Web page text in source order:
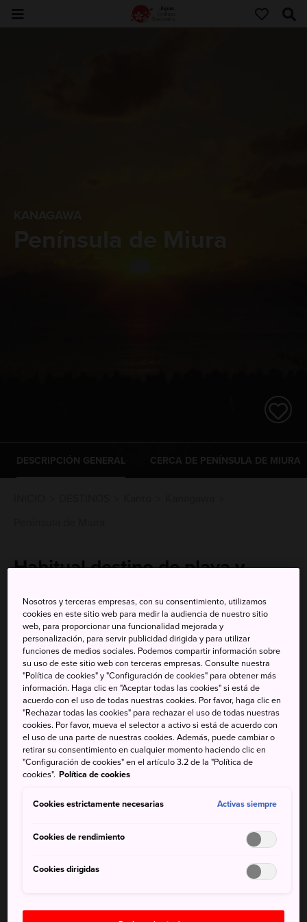
DESCRIPCIÓN GENERAL CERCA DE PENÍNSULA DE MIURA
Habitual destino de playa y
desde Tokio
La península de Miura es famosa por sus amplias playas y
sus costas escarpadas, además de por su facilidad de
acceso desde Tokio y su comodidad para desplazarse por
el lugar. La costa rocosa con vistas almonte Fuji
lleva
siglos sirviendo de inspiración a los artistas.
No te pierdas
Cómo llegar
Nosotros y terceras empresas, con su consentimiento, utilizamos
cookies en este sitio web para medir la audiencia de nuestro sitio
web, para proporcionar una funcionalidad mejorada y
personalización, para servir publicidad dirigida y para utilizar
funciones de medios sociales. Podemos compartir información sobre
su uso de este sitio web con terceras empresas. Consulte nuestra
"Política de cookies" y "Configuración de cookies" para obtener más
información. Haga clic en "Aceptar todas las cookies" si está de
acuerdo con el uso de todas nuestras cookies. Por favor, haga clic en
"Rechazar todas las cookies" para rechazar el uso de todas nuestras
cookies. Por favor, mueva el selector a activo si está de acuerdo con
el uso de una parte de nuestras cookies. Además, puede cambiar o
retirar su consentimiento en cualquier momento haciendo clic en
"Configuración de cookies" en el artículo 3.2 de la "Política de
cookies". Política de cookies
Cookies estrictamente necesarias Activas siempre
Cookies de rendimiento
Cookies dirigidas